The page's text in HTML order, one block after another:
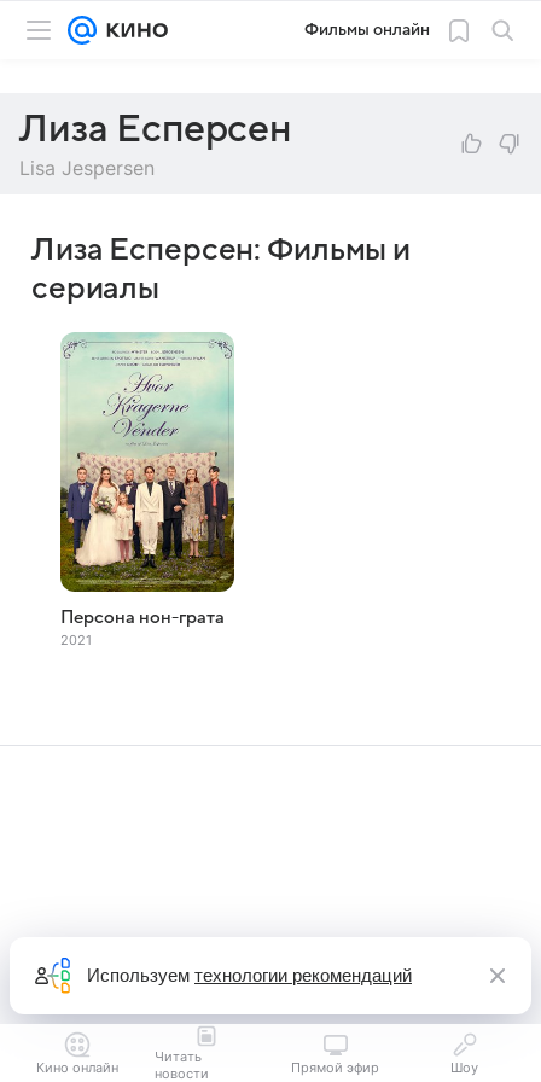
Фильмы онлайн
Лиза Есперсен
Lisa Jespersen
Лиза Есперсен: Фильмы и
сериалы
Персона нон-грата
2021
Кино онлайн
Читать
новости
Прямой эфир Шоу
Используем технологии рекомендаций